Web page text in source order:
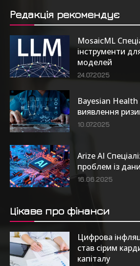
Редакція рекомендує
MosaicML
інструменти
моделей
24.07.2025
Bayesian Health
виявлення
10.07.2025
Arize AI
проблем із
16.06.2025
Цікаве про фінанси
Цифрова
став сірим
капіталу